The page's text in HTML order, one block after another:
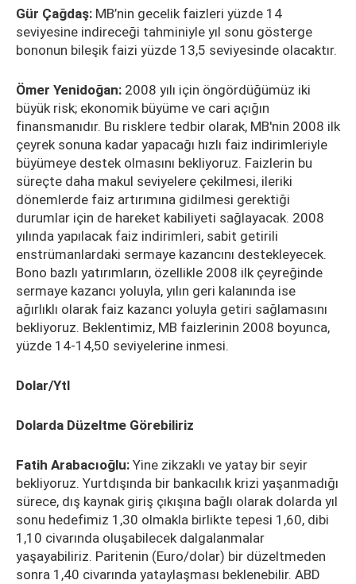
Gür Çağdaş: MB’nin gecelik faizleri yüzde 14
seviyesine indireceği tahminiyle yıl sonu gösterge
bononun bileşik faizi yüzde 13,5 seviyesinde olacaktır.
Ömer Yenidoğan: 2008 yılı için öngördüğümüz iki
büyük risk; ekonomik büyüme ve cari açığın
finansmanıdır. Bu risklere tedbir olarak, MB'nin 2008 ilk
çeyrek sonuna kadar yapacağı hızlı faiz indirimleriyle
büyümeye destek olmasını bekliyoruz. Faizlerin bu
süreçte daha makul seviyelere çekilmesi, ileriki
dönemlerde faiz artırımına gidilmesi gerektiği
durumlar için de hareket kabiliyeti sağlayacak. 2008
yılında yapılacak faiz indirimleri, sabit getirili
enstrümanlardaki sermaye kazancını destekleyecek.
Bono bazlı yatırımların, özellikle 2008 ilk çeyreğinde
sermaye kazancı yoluyla, yılın geri kalanında ise
ağırlıklı olarak faiz kazancı yoluyla getiri sağlamasını
bekliyoruz. Beklentimiz, MB faizlerinin 2008 boyunca,
yüzde 14-14,50 seviyelerine inmesi.
Dolar/Ytl
Dolarda Düzeltme Görebiliriz
Fatih Arabacıoğlu: Yine zikzaklı ve yatay bir seyir
bekliyoruz. Yurtdışında bir bankacılık krizi yaşanmadığı
sürece, dış kaynak giriş çıkışına bağlı olarak dolarda yıl
sonu hedefimiz 1,30 olmakla birlikte tepesi 1,60, dibi
1,10 civarında oluşabilecek dalgalanmalar
yaşayabiliriz. Paritenin (Euro/dolar) bir düzeltmeden
sonra 1,40 civarında yataylaşması beklenebilir. ABD